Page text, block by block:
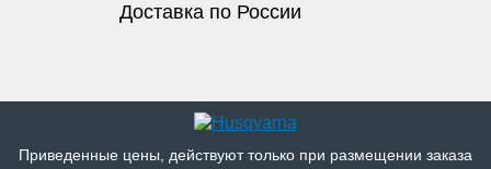
Доставка по России
Приведенные цены, действуют только при размещении заказа